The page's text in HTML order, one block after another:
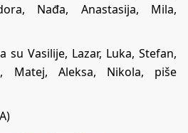
Nađa, Anastasija, Mila,
su Vasilije, Lazar, Luka, Stefan,
Matej, Aleksa, Nikola, piše